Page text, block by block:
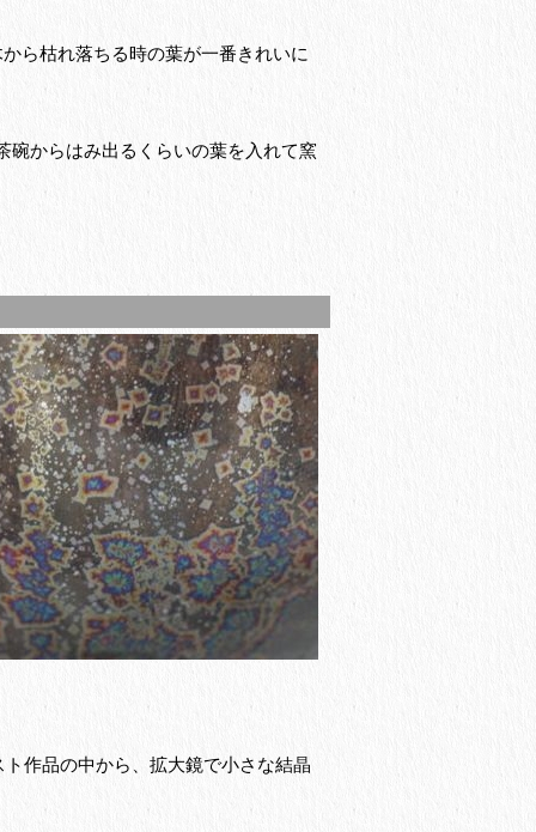
ら枯れ落ちる時の葉が一番きれいに
碗からはみ出るくらいの葉を入れて窯
作品の中から、拡大鏡で小さな結晶